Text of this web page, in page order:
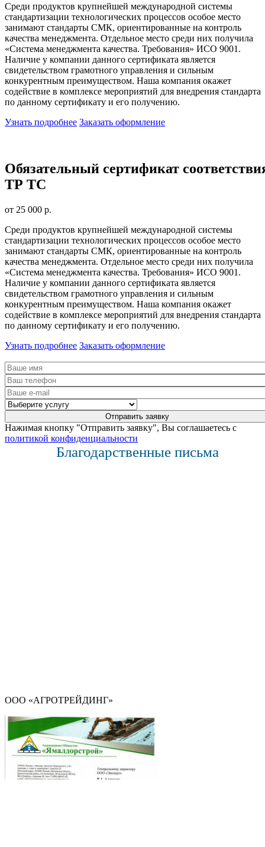
Среди продуктов крупнейшей международной системы
стандартизации технологических процессов особое место
занимают стандарты СМК, ориентированные на контроль
качества менеджмента. Отдельное место среди них получила
«Система менеджмента качества. Требования» ИСО 9001.
Наличие у компании данного сертификата является
свидетельством грамотного управления и сильным
конкурентным преимуществом. Наша компания окажет
содействие в комплексе мероприятий для внедрения стандарта
по данному сертификату и его получению.
Узнать подробнее Заказать оформление
Обязательный сертификат
ТР ТС
от 25 000 р.
Среди продуктов крупнейшей международной системы
стандартизации технологических процессов особое место
занимают стандарты СМК, ориентированные на контроль
качества менеджмента. Отдельное место среди них получила
«Система менеджмента качества. Требования» ИСО 9001.
Наличие у компании данного сертификата является
свидетельством грамотного управления и сильным
конкурентным преимуществом. Наша компания окажет
содействие в комплексе мероприятий для внедрения стандарта
по данному сертификату и его получению.
Узнать подробнее Заказать оформление
Нажимая кнопку "Отправить заявку", Вы соглашаетесь с
политикой конфиденциальности
Благодарственные письма
ООО «АГРОТРЕЙДИНГ»